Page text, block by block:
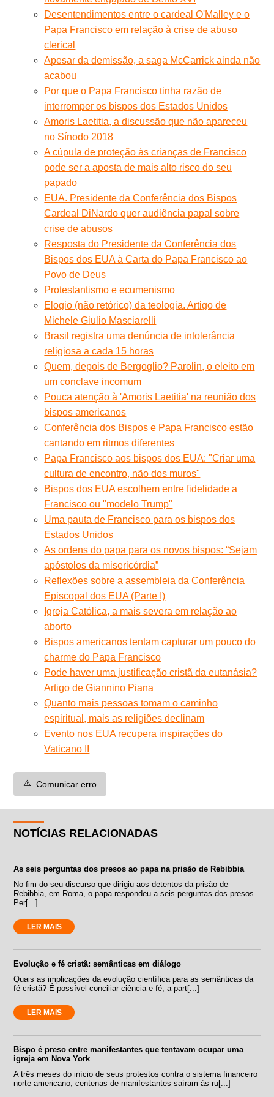
Desentendimentos entre o cardeal O'Malley e o
Papa Francisco em relação à crise de abuso
clerical
Apesar da demissão, a saga McCarrick ainda não
acabou
Por que o Papa Francisco tinha razão de
interromper os bispos dos Estados Unidos
Amoris Laetitia, a discussão que não apareceu
no Sínodo 2018
A cúpula de proteção às crianças de Francisco
pode ser a aposta de mais alto risco do seu
papado
EUA. Presidente da Conferência dos Bispos
Cardeal DiNardo quer audiência papal sobre
crise de abusos
Resposta do Presidente da Conferência dos
Bispos dos EUA à Carta do Papa Francisco ao
Povo de Deus
Protestantismo e ecumenismo
Elogio (não retórico) da teologia. Artigo de
Michele Giulio Masciarelli
Brasil registra uma denúncia de intolerância
religiosa a cada 15 horas
Quem, depois de Bergoglio? Parolin, o eleito em
um conclave incomum
Pouca atenção à 'Amoris Laetitia' na reunião dos
bispos americanos
Conferência dos Bispos e Papa Francisco estão
cantando em ritmos diferentes
Papa Francisco aos bispos dos EUA: "Criar uma
cultura de encontro, não dos muros"
Bispos dos EUA escolhem entre fidelidade a
Francisco ou "modelo Trump"
Uma pauta de Francisco para os bispos dos
Estados Unidos
As ordens do papa para os novos bispos: “Sejam
apóstolos da misericórdia”
Reflexões sobre a assembleia da Conferência
Episcopal dos EUA (Parte I)
Igreja Católica, a mais severa em relação ao
aborto
Bispos americanos tentam capturar um pouco do
charme do Papa Francisco
Pode haver uma justificação cristã da eutanásia?
Artigo de Giannino Piana
Quanto mais pessoas tomam o caminho
espiritual, mais as religiões declinam
Evento nos EUA recupera inspirações do
Vaticano II
⚠️ Comunicar erro
NOTÍCIAS RELACIONADAS
As seis perguntas dos presos ao papa na prisão de Rebibbia
No fim do seu discurso que dirigiu aos detentos da prisão de
Rebibbia, em Roma, o papa respondeu a seis perguntas dos presos.
Per[...]
LER MAIS
Evolução e fé cristã: semânticas em diálogo
Quais as implicações da evolução científica para as semânticas da
fé cristã? É possível conciliar ciência e fé, a part[...]
LER MAIS
Bispo é preso entre manifestantes que tentavam ocupar uma
igreja em Nova York
A três meses do início de seus protestos contra o sistema financeiro
norte-americano, centenas de manifestantes saíram às ru[...]